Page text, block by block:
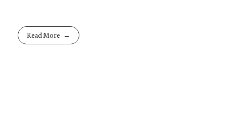
Read More